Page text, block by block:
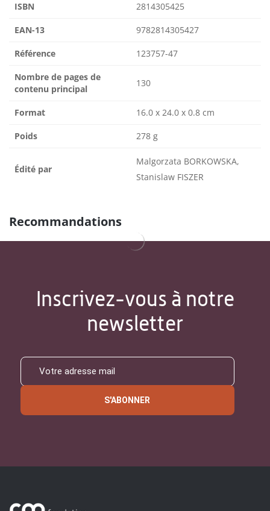
ISBN 2814305425
EAN-13 9782814305427
Référence 123757-47
Nombre de pages de
contenu principal
130
Format 16.0 x 24.0 x 0.8 cm
Poids 278 g
Édité par
Malgorzata BORKOWSKA,
Stanislaw FISZER
Recommandations
Inscrivez-vous à notre
newsletter
S'ABONNER